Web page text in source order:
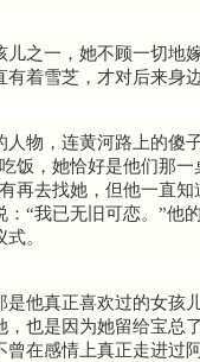
之一，她不顾一切地
着雪芝，才对后来身
人物，连黄河路上的傻
饭，她恰好是他们那
再去找她，但他一直
“我已无旧可恋。”他
。
他真正喜欢过的女孩
，也是因为她留给宝总
在感情上真正走进过